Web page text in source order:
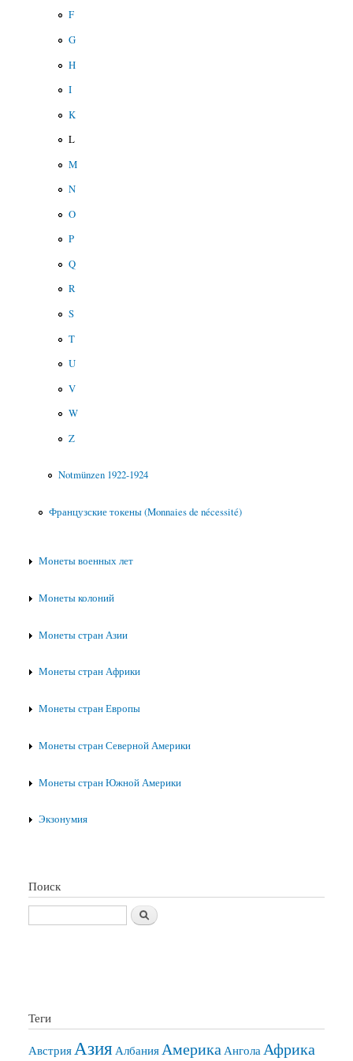
F
G
H
I
K
L
M
N
O
P
Q
R
S
T
U
V
W
Z
Notmünzen 1922-1924
Французские токены (Monnaies de nécessité)
Монеты военных лет
Монеты колоний
Монеты стран Азии
Монеты стран Африки
Монеты стран Европы
Монеты стран Северной Америки
Монеты стран Южной Америки
Экзонумия
Поиск
Теги
АвстрияАзия АлбанияАмерикаАнголаАфрика